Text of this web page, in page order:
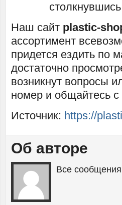
Наш сайт plastic-
ассортимент
придется ездить по
достаточно
возникнут вопросы
номер и общайтесь
Источник: https://
Об авторе
Все сообщения